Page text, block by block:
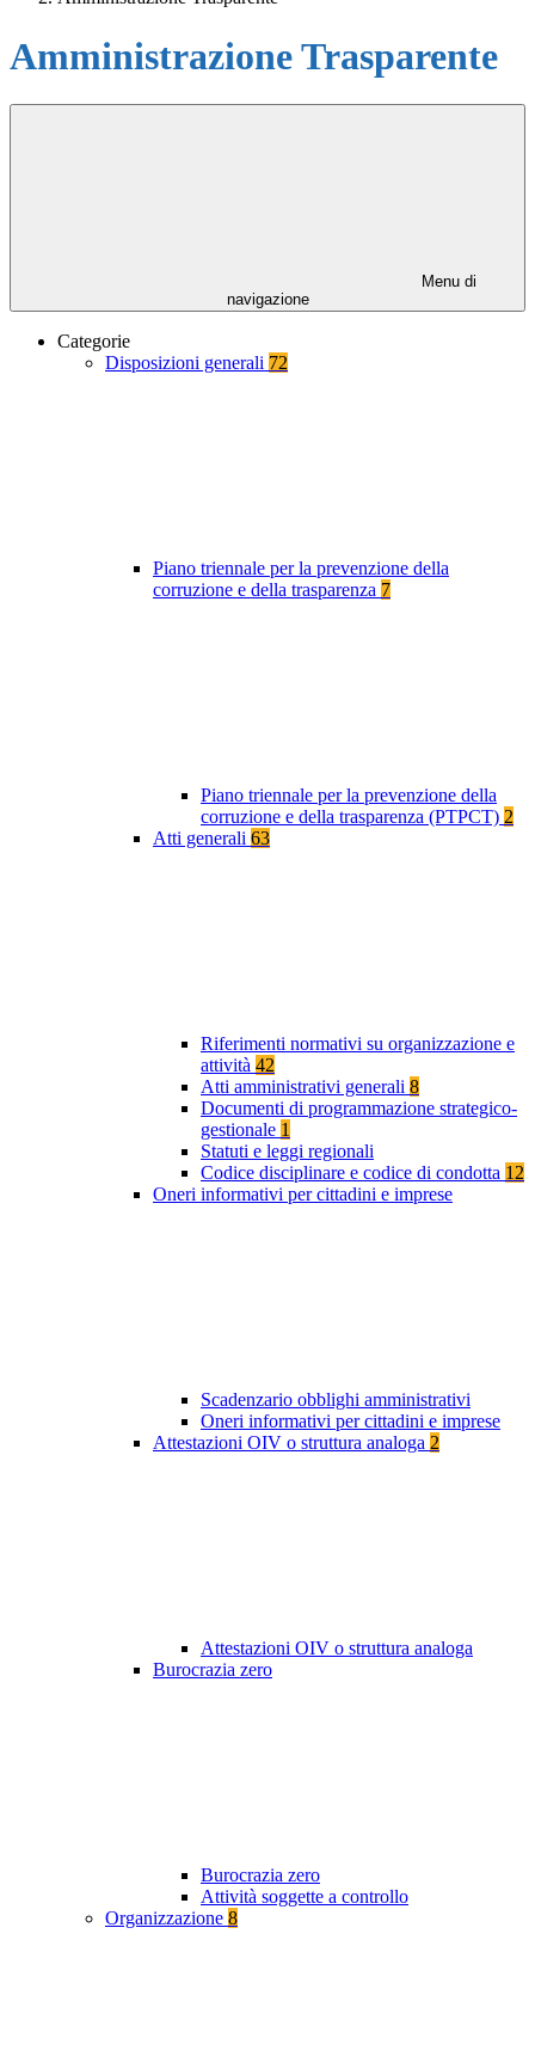
Amministrazione Trasparente
Menu di
navigazione
Categorie
Disposizioni generali 72
Piano triennale per la prevenzione della
corruzione e della trasparenza 7
Piano triennale per la prevenzione della
corruzione e della trasparenza (PTPCT) 2
Atti generali 63
Riferimenti normativi su organizzazione e
attività 42
Atti amministrativi generali 8
Documenti di programmazione strategico-
gestionale 1
Statuti e leggi regionali
Codice disciplinare e codice di condotta 12
Oneri informativi per cittadini e imprese
Scadenzario obblighi amministrativi
Oneri informativi per cittadini e imprese
Attestazioni OIV o struttura analoga 2
Attestazioni OIV o struttura analoga
Burocrazia zero
Burocrazia zero
Attività soggette a controllo
Organizzazione 8